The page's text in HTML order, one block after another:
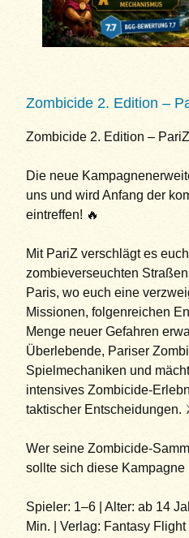
Zombicide 2. Edition –
Zombicide 2. Edition –
Die neue
uns und wird Anfang der
eintreffen! 🔥
Mit PariZ verschlägt es
zombieverseuchten
Paris, wo euch eine
Missionen, folgenreichen
Menge neuer Gefahren
Überlebende, Pariser
Spielmechaniken und
intensives Zombicide-
taktischer Entscheidungen.
Wer seine Zombicide-
sollte sich diese
Spieler: 1–6 | Alter: ab 14
Min. | Verlag: Fantasy